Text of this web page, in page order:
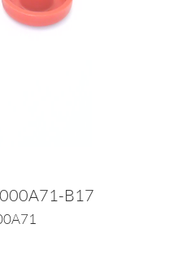
B17